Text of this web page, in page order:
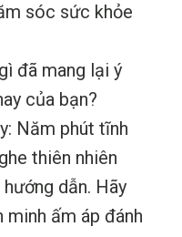
sóc sức khỏe
đã mang lại ý
của bạn?
Năm phút tĩnh
thiên nhiên
dẫn. Hãy
ấm áp đánh